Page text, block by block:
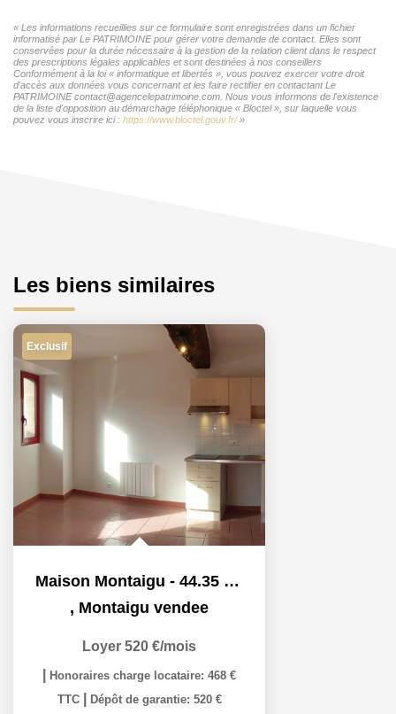
« Les informations recueillies sur ce formulaire sont enregistrées dans un fichier
informatisé par Le PATRIMOINE pour gérer votre demande de contact. Elles sont
conservées pour la durée nécessaire à la gestion de la relation client dans le respect
des prescriptions légales applicables et sont destinées à nos conseillers
Conformément à la loi « informatique et libertés », vous pouvez exercer votre droit
d'accès aux données vous concernant et les faire rectifier en contactant Le
PATRIMOINE contact@agencelepatrimoine.com. Nous vous informons de l'existence
de la liste d'opposition au démarchage téléphonique « Bloctel », sur laquelle vous
pouvez vous inscrire ici : https://www.bloctel.gouv.fr/»
Les biens similaires
Exclusif
Maison Montaigu - 44.35 M2
, Montaigu vendee
Loyer 520 €/mois
Honoraires charge locataire: 468 €
TTC
Dépôt de garantie: 520 €